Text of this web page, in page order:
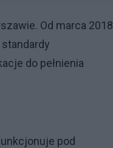
Od marca 2018
do pełnienia
pod